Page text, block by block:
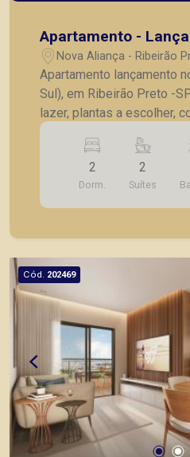
Apartamento -
Nova Aliança - Ribeirão
Apartamento lançamento
Sul), em Ribeirão Preto -
lazer, plantas a escolher, contendo:
lavabo; - Sala 02
Lavanderia; - Varanda
vagas de garagem . * Entrega prevista para
Dezembro de 2025 * Consultar valores
atualizados e unidades
2
Dorm.
2
Suítes
Cód. 202469